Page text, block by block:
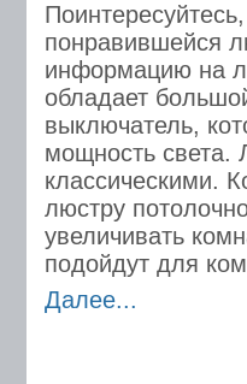
понравившейся
информацию на
обладает
выключатель,
мощность
классическими.
люстру
увеличивать
подойдут для
Далее...